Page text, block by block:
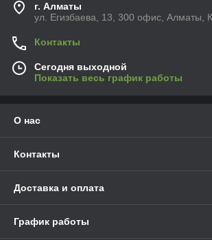
г. Алматы
ул. Егизбаева, 13, 300 офис, Алматы,
Контакты
Сегодня выходной
Показать весь график работы
О нас
Контакты
Доставка и оплата
График работы